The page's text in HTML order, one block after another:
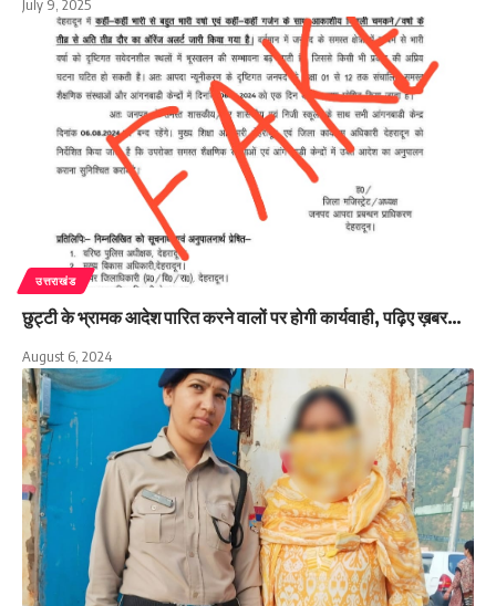
July 9, 2025
उत्तराखंड
छुट्टी के भ्रामक आदेश पारित करने वालों पर होगी कार्यवाही, पढ़िए ख़बर…
August 6, 2024